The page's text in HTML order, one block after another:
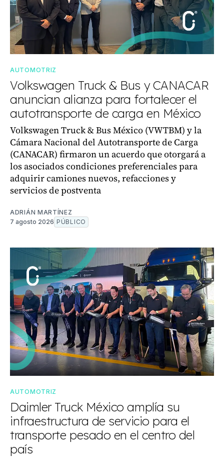
AUTOMOTRIZ
Volkswagen Truck & Bus y CANACAR
anuncian alianza para fortalecer el
autotransporte de carga en México
Volkswagen Truck & Bus México (VWTBM) y la
Cámara Nacional del Autotransporte de Carga
(CANACAR) firmaron un acuerdo que otorgará a
los asociados condiciones preferenciales para
adquirir camiones nuevos, refacciones y
servicios de postventa
ADRIÁN MARTÍNEZ
7 agosto 2026 PÚBLICO
AUTOMOTRIZ
Daimler Truck México amplía su
infraestructura de servicio para el
transporte pesado en el centro del
país